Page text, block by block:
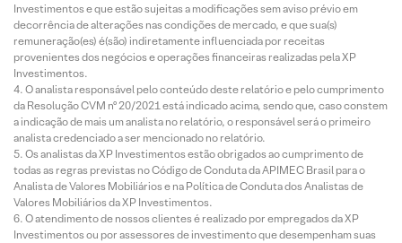
Investimentos e que estão sujeitas a modificações sem aviso prévio em
decorrência de alterações nas condições de mercado, e que sua(s)
remuneração(es) é(são) indiretamente influenciada por receitas
provenientes dos negócios e operações financeiras realizadas pela XP
Investimentos.
O analista responsável pelo conteúdo deste relatório e pelo cumprimento
da Resolução CVM nº 20/2021 está indicado acima, sendo que, caso constem
a indicação de mais um analista no relatório, o responsável será o primeiro
analista credenciado a ser mencionado no relatório.
Os analistas da XP Investimentos estão obrigados ao cumprimento de
todas as regras previstas no Código de Conduta da APIMEC Brasil para o
Analista de Valores Mobiliários e na Política de Conduta dos Analistas de
Valores Mobiliários da XP Investimentos.
O atendimento de nossos clientes é realizado por empregados da XP
Investimentos ou por assessores de investimento que desempenham suas